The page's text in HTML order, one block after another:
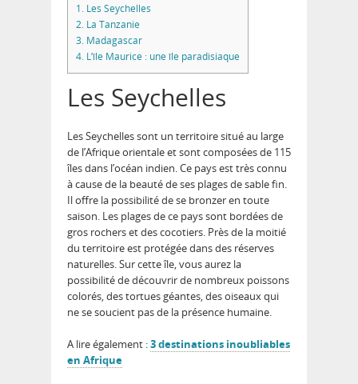
1. Les Seychelles
2. La Tanzanie
3. Madagascar
4. L’île Maurice : une île paradisiaque
Les Seychelles
Les Seychelles sont un territoire situé au large
de l’Afrique orientale et sont composées de 115
îles dans l’océan indien. Ce pays est très connu
à cause de la beauté de ses plages de sable fin.
Il offre la possibilité de se bronzer en toute
saison. Les plages de ce pays sont bordées de
gros rochers et des cocotiers. Près de la moitié
du territoire est protégée dans des réserves
naturelles. Sur cette île, vous aurez la
possibilité de découvrir de nombreux poissons
colorés, des tortues géantes, des oiseaux qui
ne se soucient pas de la présence humaine.
A lire également :3 destinations inoubliables
en Afrique